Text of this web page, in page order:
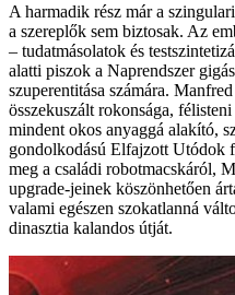
A harmadik rész már a
a szereplők sem biztosak. Az
– tudatmásolatok és
alatti piszok a Naprendszer
szuperentitása számára.
összekuszált rokonsága,
mindent okos anyaggá alakító,
gondolkodású Elfajzott Utódok
meg a családi robotmacskáról,
upgrade-jeinek köszönhetően
valami egészen szokatlanná
dinasztia kalandos útját.